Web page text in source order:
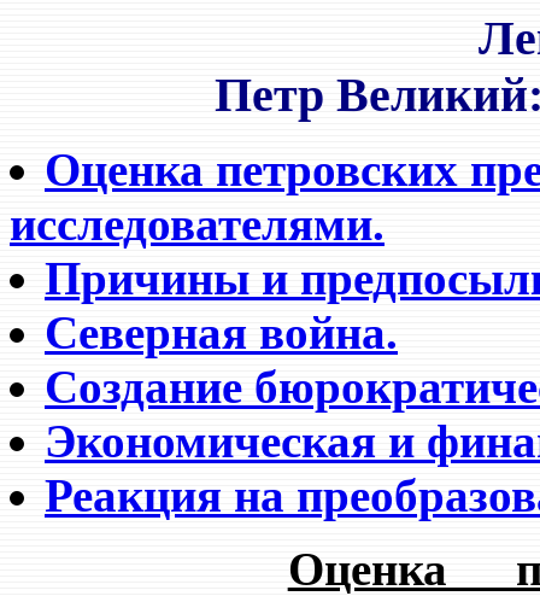
Петр
Оценка петровских
исследователями.
Причины и
Северная война.
Создание
Экономическая и
Реакция на
Оценка